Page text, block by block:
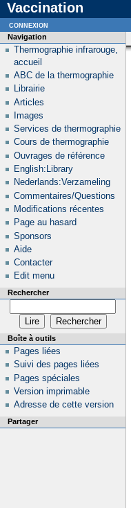
Vaccination
Navigation
Thermographie infrarouge,
accueil
ABC de la thermographie
Librairie
Articles
Images
Services de thermographie
Cours de thermographie
Ouvrages de référence
English:Library
Nederlands:Verzameling
Commentaires/Questions
Modifications récentes
Page au hasard
Sponsors
Aide
Contacter
Edit menu
Rechercher
Boîte à outils
Pages liées
Suivi des pages liées
Pages spéciales
Version imprimable
Adresse de cette version
Partager
connexion